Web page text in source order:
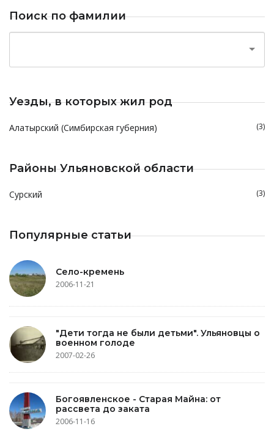
Поиск по фамилии
Уезды, в которых жил род
Алатырский (Симбирская губерния) (3)
Районы Ульяновской области
Сурский (3)
Популярные статьи
Село-кремень
2006-11-21
"Дети тогда не были детьми". Ульяновцы о
военном голоде
2007-02-26
Богоявленское - Старая Майна: от
рассвета до заката
2006-11-16